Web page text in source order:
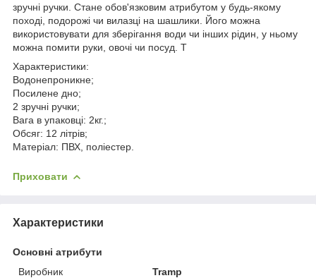
зручні ручки. Стане обов'язковим атрибутом у будь-якому
поході, подорожі чи вилазці на шашлики. Його можна
використовувати для зберігання води чи інших рідин, у ньому
можна помити руки, овочі чи посуд. Т
Характеристики:
Водонепроникне;
Посилене дно;
2 зручні ручки;
Вага в упаковці: 2кг.;
Обсяг: 12 літрів;
Матеріал: ПВХ, поліестер.
Приховати
Характеристики
Основні атрибути
Виробник
Tramp